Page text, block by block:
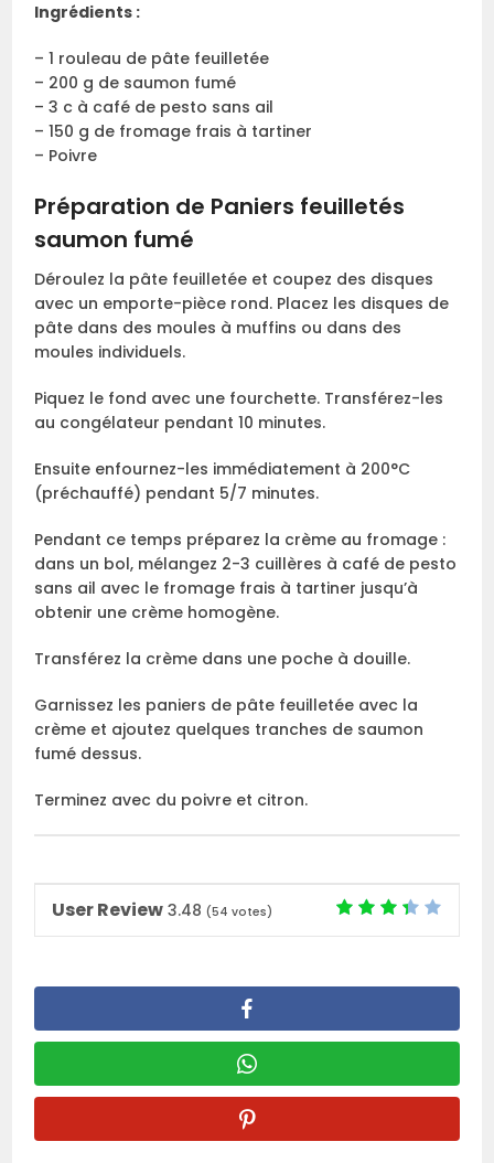
Ingrédients :
– 1 rouleau de pâte feuilletée
– 200 g de saumon fumé
– 3 c à café de pesto sans ail
– 150 g de fromage frais à tartiner
– Poivre
Préparation de Paniers feuilletés
saumon fumé
Déroulez la pâte feuilletée et coupez des disques
avec un emporte-pièce rond. Placez les disques de
pâte dans des moules à muffins ou dans des
moules individuels.
Piquez le fond avec une fourchette. Transférez-les
au congélateur pendant 10 minutes.
Ensuite enfournez-les immédiatement à 200°C
(préchauffé) pendant 5/7 minutes.
Pendant ce temps préparez la crème au fromage :
dans un bol, mélangez 2-3 cuillères à café de pesto
sans ail avec le fromage frais à tartiner jusqu’à
obtenir une crème homogène.
Transférez la crème dans une poche à douille.
Garnissez les paniers de pâte feuilletée avec la
crème et ajoutez quelques tranches de saumon
fumé dessus.
Terminez avec du poivre et citron.
User Review 3.48 (54 votes)